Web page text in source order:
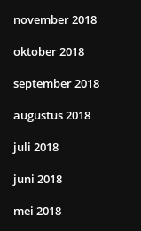
november 2018
oktober 2018
september 2018
augustus 2018
juli 2018
juni 2018
mei 2018